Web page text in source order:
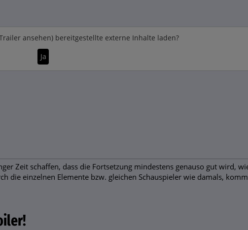
ansehen) bereitgestellte externe Inhalte laden?
Ja
Zeit schaffen, dass die Fortsetzung mindestens genauso gut wird,
die einzelnen Elemente bzw. gleichen Schauspieler wie damals,